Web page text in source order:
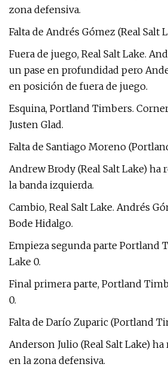
zona defensiva.
Falta de Andrés Gómez (Real Salt
Fuera de juego, Real Salt Lake.
un pase en profundidad pero
en posición de fuera de juego.
Esquina, Portland Timbers.
Justen Glad.
Falta de Santiago Moreno
Andrew Brody (Real Salt Lake) ha
la banda izquierda.
Cambio, Real Salt Lake. Andrés
Bode Hidalgo.
Empieza segunda parte Portland
Lake 0.
Final primera parte, Portland
0.
Falta de Darío Zuparic (Portland
Anderson Julio (Real Salt Lake)
en la zona defensiva.